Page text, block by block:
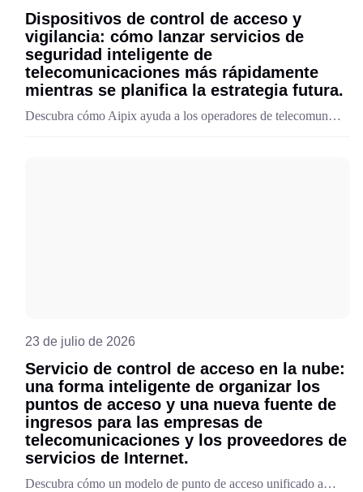
Dispositivos de control de acceso y
vigilancia: cómo lanzar servicios de
seguridad inteligente de
telecomunicaciones más rápidamente
mientras se planifica la estrategia futura.
Descubra cómo Aipix ayuda a los operadores de telecomunicaciones a acelerar el lanzamiento y la monetización de servicios de seguridad inteligentes con una plataforma unificada y una cartera de dispositivos de vigilancia y control de acceso listos para su implementación.
23 de julio de 2026
Servicio de control de acceso en la nube:
una forma inteligente de organizar los
puntos de acceso y una nueva fuente de
ingresos para las empresas de
telecomunicaciones y los proveedores de
servicios de Internet.
Descubra cómo un modelo de punto de acceso unificado abre nuevas oportunidades para que los proveedores de telecomunicaciones ofrezcan, escalen y moneticen escenarios de servicio de control de acceso flexibles.